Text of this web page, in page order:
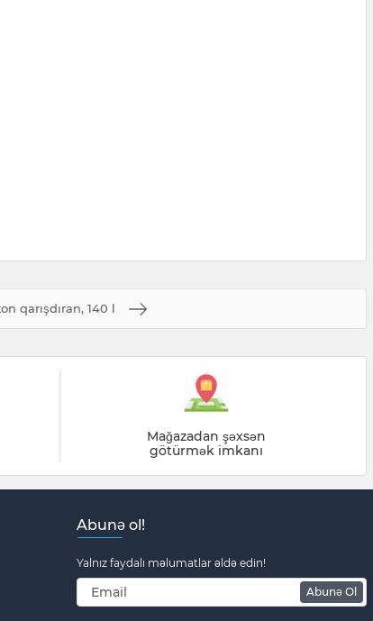
qarışdıran, 140 l
Mağazadan şəxsən
götürmək imkanı
Abunə ol!
Yalnız faydalı məlumatlar əldə edin!
Abunə Ol